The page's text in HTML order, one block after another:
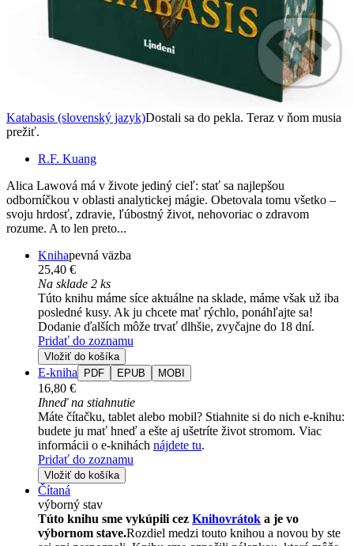
Katabasis (slovenský jazyk)Dostali sa do pekla. Teraz v ňom musia
prežiť.
R.F. Kuang
Alica Lawová má v živote jediný cieľ: stať sa najlepšou
odborníčkou v oblasti analytickej mágie. Obetovala tomu všetko –
svoju hrdosť, zdravie, ľúbostný život, nehovoriac o zdravom
rozume. A to len preto...
Knihapevná väzba
25,40 €
Na sklade 2 ks
Túto knihu máme síce aktuálne na sklade, máme však už iba
posledné kusy. Ak ju chcete mať rýchlo, ponáhľajte sa!
Dodanie ďalších môže trvať dlhšie, zvyčajne do 18 dní.
Pridať do zoznamu
Vložiť do košíka
E-kniha PDF EPUB MOBI
16,80 €
Ihneď na stiahnutie
Máte čítačku, tablet alebo mobil? Stiahnite si do nich e-knihu:
budete ju mať hneď a ešte aj ušetríte život stromom. Viac
informácii o e-knihách nájdete tu.
Pridať do zoznamu
Vložiť do košíka
Čítaná
výborný stav
Túto knihu sme vykúpili cez Knihovrátok a je vo
výbornom stave.Rozdiel medzi touto knihou a novou by ste